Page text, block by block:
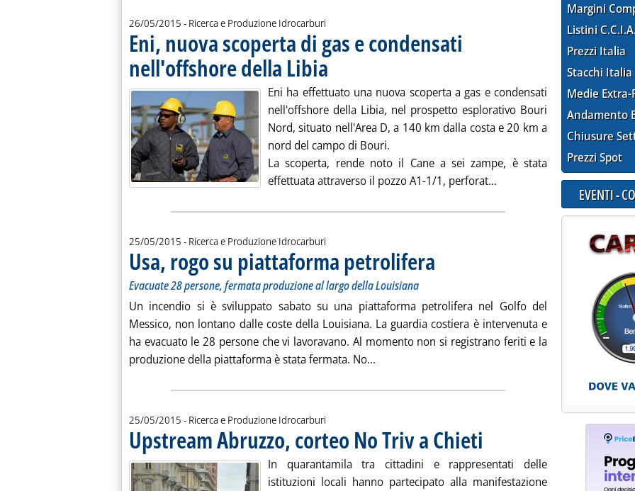
26/05/2015 - Ricerca e Produzione Idrocarburi
Eni, nuova scoperta di gas e condensati
nell'offshore della Libia. Pubblicata martedì 26 maggio 2015 alle 10.46.
Eni ha effettuato una nuova scoperta a gas e condensati
nell'offshore della Libia, nel prospetto esplorativo Bouri
Nord, situato nell'Area D, a 140 km dalla costa e 20 km a
nord del campo di Bouri.
La scoperta, rende noto il Cane a sei zampe, è stata
effettuata attraverso il pozzo A1-1/1, perforat... Leggi tutta la notizia:
25/05/2015 - Ricerca e Produzione Idrocarburi
Usa, rogo su piattaforma petrolifera . Sottotitolo: Evacuate 28 persone, fermata produzione al
. Pubblicata lunedì 25 maggio 2015 alle 16.19.
Evacuate 28 persone, fermata produzione al largo della Louisiana
Un incendio si è sviluppato sabato su una piattaforma petrolifera nel Golfo del
Messico, non lontano dalle coste della Louisiana. La guardia costiera è intervenuta e
ha evacuato le 28 persone che vi lavoravano. Al momento non si registrano feriti e la
produzione della piattaforma è stata fermata. No... Leggi tutta la notizia: 'Usa, rogo su piattaforma
25/05/2015 - Ricerca e Produzione Idrocarburi
Upstream Abruzzo, corteo No Triv a Chieti . Pubblicata lunedì 25 maggio 2015 alle
In quarantamila tra cittadini e rappresentati delle
istituzioni locali hanno partecipato alla manifestazione
Margini
Listini
Prezzi Italia
Stacchi Italia
Medie Extra-
Andamento
Chiusure
Prezzi Spot
EVENTI -